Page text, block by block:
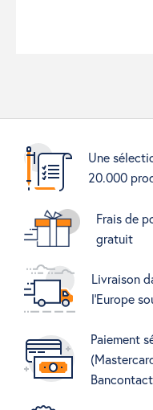
Une
20.000
Frais de
gratuit
Livraison
l'Europe
Paiement